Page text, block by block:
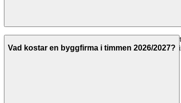
Ja, att använda Svenska Hantverkare för att jämföra
offert. Hantverkarna betalar för att synas på plattformen,
Vad kostar en byggfirma i timmen 2026/2027?